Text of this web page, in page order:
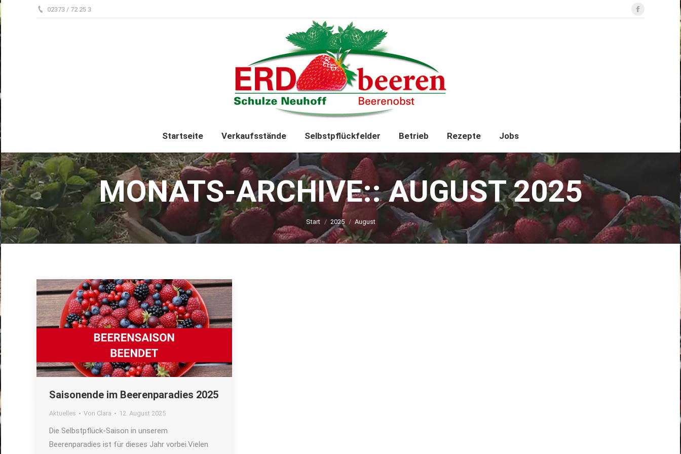
02373 / 72 25 3
Facebook
Startseite Verkaufsstände Selbstpflückfelder Betrieb Rezepte Jobs
MONATS-ARCHIVE::AUGUST 2025
Sie befinden sich hier:
Start 2025 August
Saisonende im Beerenparadies 2025
Aktuelles Von Clara 12. August 2025
Die Selbstpflück-Saison in unserem
Beerenparadies ist für dieses Jahr vorbei.Vielen
Startseite Verkaufsstände